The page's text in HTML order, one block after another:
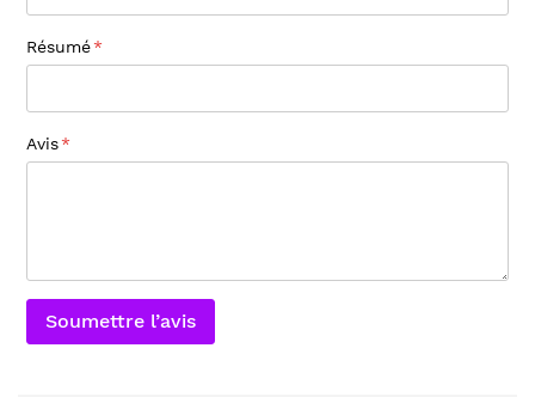
Résumé
Avis
Soumettre l’avis